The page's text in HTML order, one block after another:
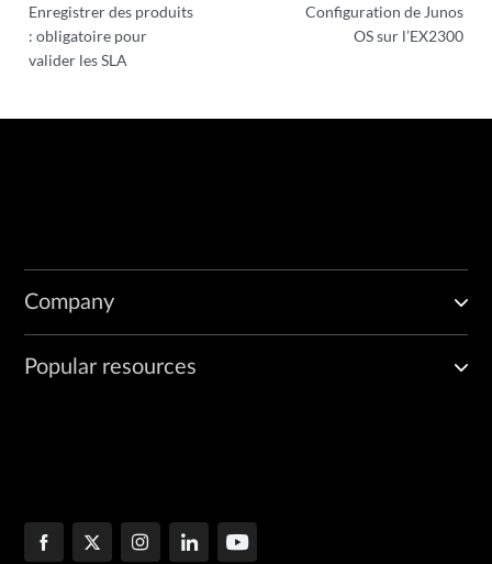
Enregistrer des produits
: obligatoire pour
valider les SLA
Configuration de Junos
OS sur l’EX2300
Company
Popular resources